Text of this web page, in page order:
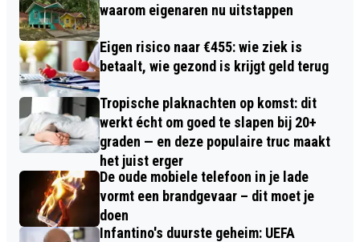
waarom eigenaren nu uitstappen
Eigen risico naar €455: wie ziek is
betaalt, wie gezond is krijgt geld terug
Tropische plaknachten op komst: dit
werkt écht om goed te slapen bij 20+
graden — en deze populaire truc maakt
het juist erger
De oude mobiele telefoon in je lade
vormt een brandgevaar – dit moet je
doen
Infantino's duurste geheim: UEFA